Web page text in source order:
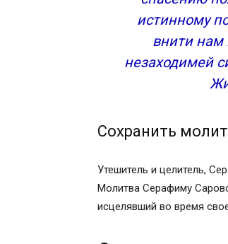
истинному
внити нам
незаходимей
Сохранить
Утешитель и целитель,
Молитва Серафиму
исцелявший во время